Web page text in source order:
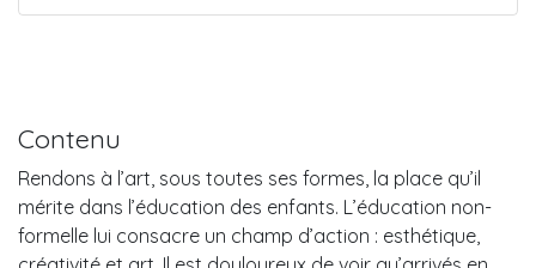
Contenu
Rendons à l’art, sous toutes ses formes, la place qu’il
mérite dans l’éducation des enfants. L’éducation non-
formelle lui consacre un champ d’action : esthétique,